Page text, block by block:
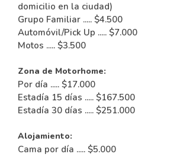
domicilio en la ciudad)
Grupo Familiar ..... $4.500
Automóvil/Pick Up ..... $7.000
Motos ..... $3.500
Zona de Motorhome:
Por día ..... $17.000
Estadía 15 días ..... $167.500
Estadía 30 días ..... $251.000
Alojamiento:
Cama por día ..... $5.000